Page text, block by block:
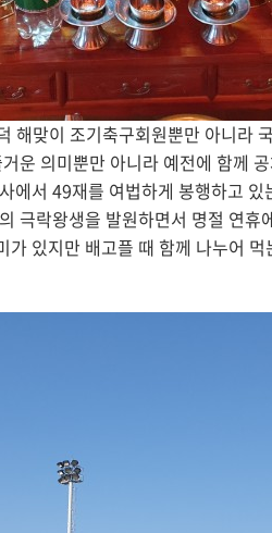
해맞이 조기축구회원뿐만 아니라
운 의미뿐만 아니라 예전에 함께
에서 49재를 여법하게 봉행하고
락왕생을 발원하면서 명절 연휴
있지만 배고플 때 함께 나누어